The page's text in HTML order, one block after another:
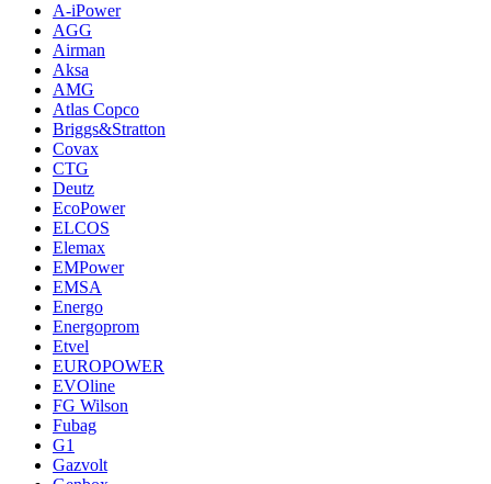
A-iPower
AGG
Airman
Aksa
AMG
Atlas Copco
Briggs&Stratton
Covax
CTG
Deutz
EcoPower
ELCOS
Elemax
EMPower
EMSA
Energo
Energoprom
Etvel
EUROPOWER
EVOline
FG Wilson
Fubag
G1
Gazvolt